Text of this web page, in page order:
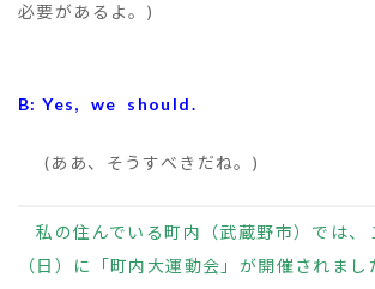
必要があるよ。)
B: Yes, we should.
(ああ、そうすべきだね。)
私の住んでいる町内（武蔵野市）では、
（日）に「町内大運動会」が開催されま